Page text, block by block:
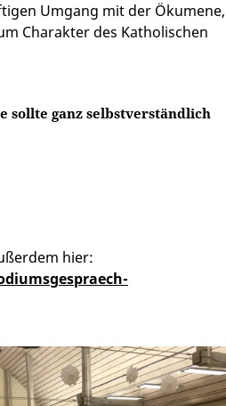
Umgang mit der Ökumene,
Charakter des Katholischen
sollte ganz selbstverständlich
hier: